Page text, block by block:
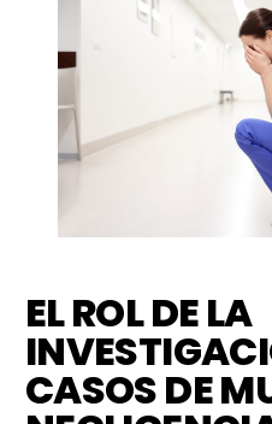
EL ROL DE LA
CASOS DE